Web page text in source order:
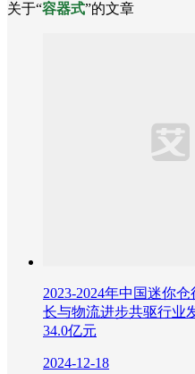
关于“容器式”的文章
2023-2024年中国迷你
长与物流进步共驱行业
34.0亿元
2024-12-18